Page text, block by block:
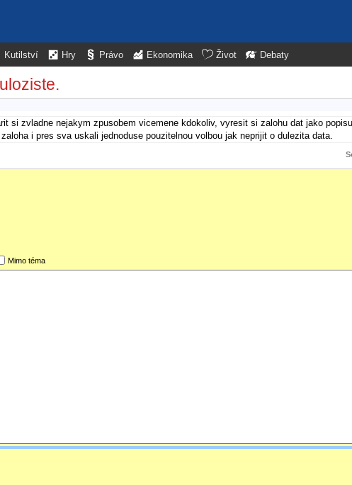
Kutilství Hry Právo Ekonomika Život Debaty
si zvladne nejakym zpusobem vicemene kdokoliv, vyresit si zalohu dat jako
i pres sva uskali jednoduse pouzitelnou volbou jak neprijit o dulezita data.
Mimo téma